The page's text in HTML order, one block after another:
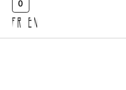
0
FR EN